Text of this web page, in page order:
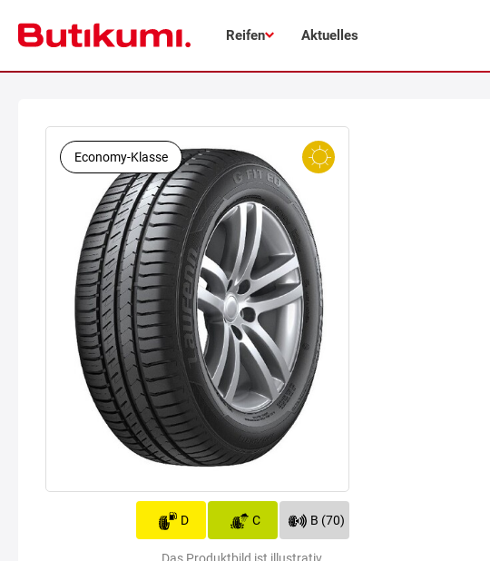
Reifen Aktuelles
Economy-Klasse
D C B (70)